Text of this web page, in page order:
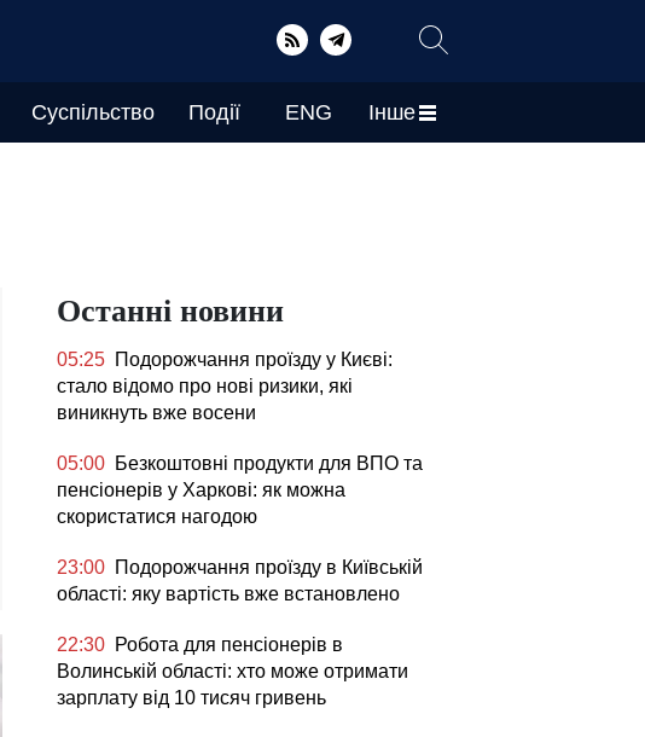
Суспільство Події ENG Інше
Останні новини
05:25 Подорожчання проїзду у Києві:
стало відомо про нові ризики, які
виникнуть вже восени
05:00 Безкоштовні продукти для ВПО та
пенсіонерів у Харкові: як можна
скористатися нагодою
23:00 Подорожчання проїзду в Київській
області: яку вартість вже встановлено
22:30 Робота для пенсіонерів в
Волинській області: хто може отримати
зарплату від 10 тисяч гривень